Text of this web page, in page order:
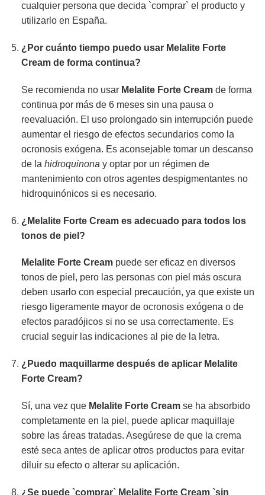
cualquier persona que decida `comprar` el producto y
utilizarlo en España.
¿Por cuánto tiempo puedo usar Melalite Forte
Cream de forma continua?
Se recomienda no usar Melalite Forte Creamde forma
continua por más de 6 meses sin una pausa o
reevaluación. El uso prolongado sin interrupción puede
aumentar el riesgo de efectos secundarios como la
ocronosis exógena. Es aconsejable tomar un descanso
de la hidroquinona y optar por un régimen de
mantenimiento con otros agentes despigmentantes no
hidroquinónicos si es necesario.
¿Melalite Forte Cream es adecuado para todos los
tonos de piel?
Melalite Forte Creampuede ser eficaz en diversos
tonos de piel, pero las personas con piel más oscura
deben usarlo con especial precaución, ya que existe un
riesgo ligeramente mayor de ocronosis exógena o de
efectos paradójicos si no se usa correctamente. Es
crucial seguir las indicaciones al pie de la letra.
¿Puedo maquillarme después de aplicar Melalite
Forte Cream?
Sí, una vez que Melalite Forte Creamse ha absorbido
completamente en la piel, puede aplicar maquillaje
sobre las áreas tratadas. Asegúrese de que la crema
esté seca antes de aplicar otros productos para evitar
diluir su efecto o alterar su aplicación.
¿Se puede `comprar` Melalite Forte Cream`sin